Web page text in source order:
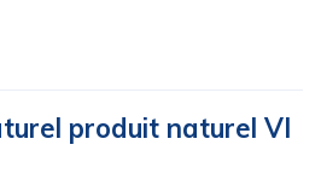
produit naturel VI